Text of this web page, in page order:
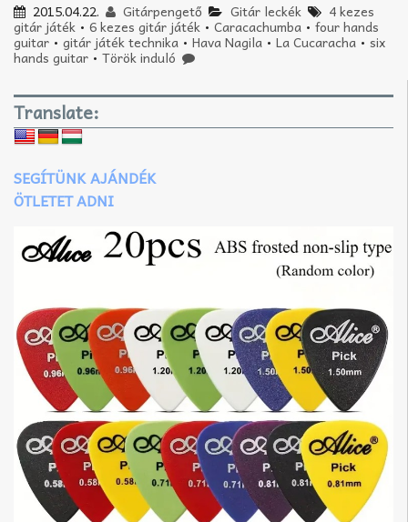
2015.04.22. Gitárpengető Gitár leckék 4 kezes
gitár játék • 6 kezes gitár játék • Caracachumba • four hands
guitar • gitár játék technika • Hava Nagila • La Cucaracha • six
hands guitar • Török induló
Translate:
SEGÍTÜNK AJÁNDÉK
ÖTLETET ADNI